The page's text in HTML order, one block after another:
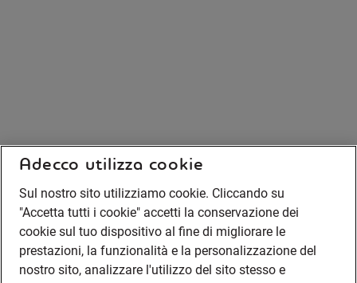
Adecco utilizza cookie
Sul nostro sito utilizziamo cookie. Cliccando su
"Accetta tutti i cookie" accetti la conservazione dei
cookie sul tuo dispositivo al fine di migliorare le
prestazioni, la funzionalità e la personalizzazione del
nostro sito, analizzare l'utilizzo del sito stesso e